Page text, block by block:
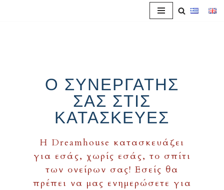
Ο ΣΥΝΕΡΓΑΤΗΣ
ΣΑΣ ΣΤΙΣ
ΚΑΤΑΣΚΕΥΕΣ
H Dreamhouse κατασκευάζει
για εσάς, χωρίς εσάς, το σπίτι
των ονείρων σας! Εσείς θα
πρέπει να μας ενημερώσετε για